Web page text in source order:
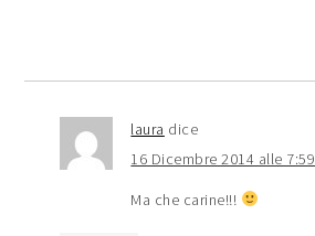
laura dice
16 Dicembre 2014 alle 7:59
Ma che carine!!!